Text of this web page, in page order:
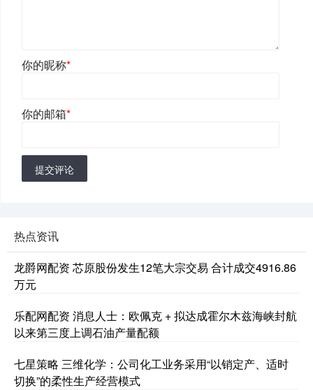
你的昵称*
你的邮箱*
提交评论
热点资讯
龙爵网配资 芯原股份发生12笔大宗交易 合计成交4916.86
万元
乐配网配资 消息人士：欧佩克 + 拟达成霍尔木兹海峡封航
以来第三度上调石油产量配额
七星策略 三维化学：公司化工业务采用“以销定产、适时
切换”的柔性生产经营模式